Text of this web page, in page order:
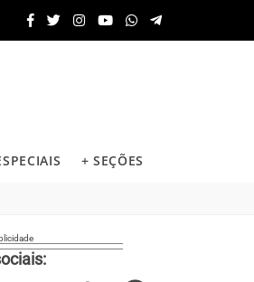
+ SEÇÕES